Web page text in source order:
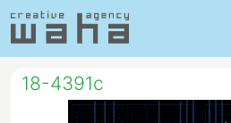
18-4391c